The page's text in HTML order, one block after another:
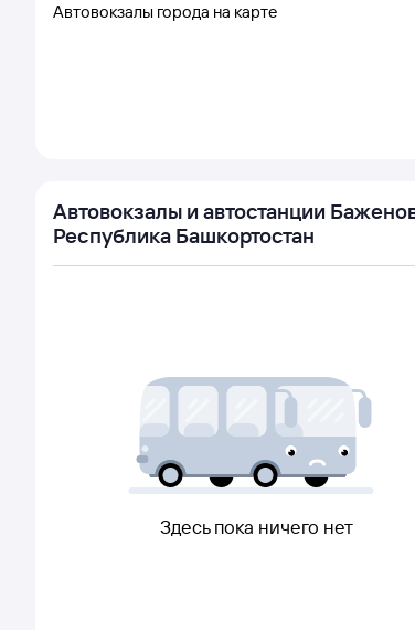
Автовокзалы города на карте
Автовокзалы и автостанции
Республика Башкортостан
Здесь пока ничего нет